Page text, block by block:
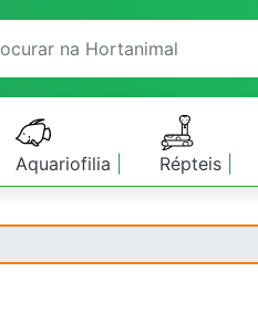
Aquariofilia Répteis